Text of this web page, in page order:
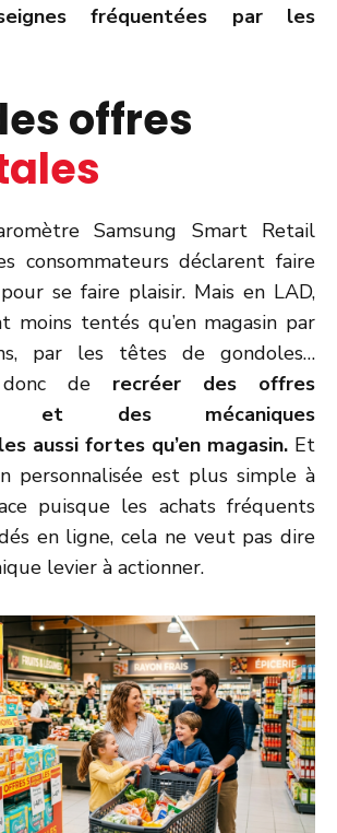
fréquentées par les
offres
Samsung Smart Retail
consommateurs déclarent faire
se faire plaisir. Mais en LAD,
moins tentés qu’en magasin par
par les têtes de gondoles…
donc de recréer des offres
et des mécaniques
aussi fortes qu’en magasin. Et
personnalisée est plus simple à
puisque les achats fréquents
en ligne, cela ne veut pas dire
levier à actionner.